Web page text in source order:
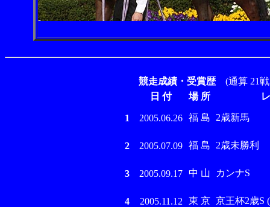
競走成績・受賞歴(通算 21戦
日 付
場 所
1 2005.06.26 福 島 2歳新馬
2 2005.07.09 福 島 2歳未勝利
3 2005.09.17 中 山 カンナS
4 2005.11.12 東 京 京王杯2歳S